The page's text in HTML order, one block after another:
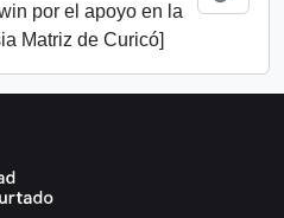
por el apoyo en la
Matriz de Curicó]